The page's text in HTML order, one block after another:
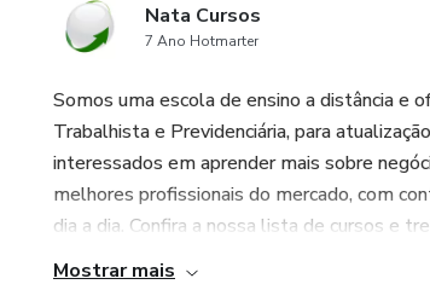
Nata Cursos
7 Ano Hotmarter
Somos uma escola de ensino a distância e
Trabalhista e Previdenciária, para
interessados em aprender mais sobre
melhores profissionais do mercado, com
dia a dia. Confira a nossa lista de cursos e
Mostrar mais